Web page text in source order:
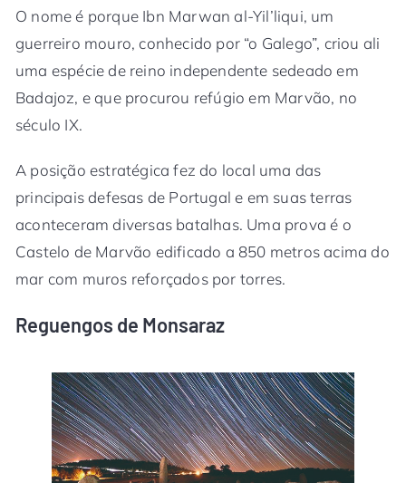
O nome é porque Ibn Marwan al-Yil’liqui, um
guerreiro mouro, conhecido por “o Galego”, criou ali
uma espécie de reino independente sedeado em
Badajoz, e que procurou refúgio em Marvão, no
século IX.
A posição estratégica fez do local uma das
principais defesas de Portugal e em suas terras
aconteceram diversas batalhas. Uma prova é o
Castelo de Marvão edificado a 850 metros acima do
mar com muros reforçados por torres.
Reguengos de Monsaraz